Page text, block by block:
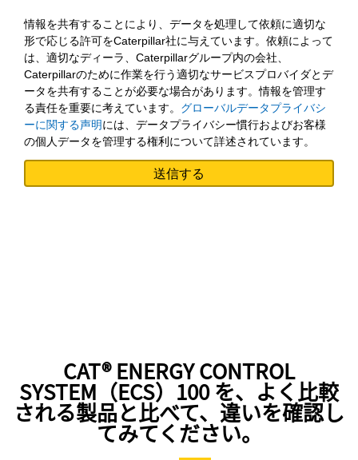
情報を共有することにより、データを処理して依頼に適切な
形で応じる許可をCaterpillar社に与えています。依頼によって
は、適切なディーラ、Caterpillarグループ内の会社、
Caterpillarのために作業を行う適切なサービスプロバイダとデ
ータを共有することが必要な場合があります。情報を管理す
る責任を重要に考えています。 グローバルデータプライバシ
ーに関する声明には、データプライバシー慣行およびお客様
の個人データを管理する権利について詳述されています。
CAT® ENERGY CONTROL
SYSTEM（ECS）100 を、よく比較
される製品と比べて、違いを確認し
てみてください。